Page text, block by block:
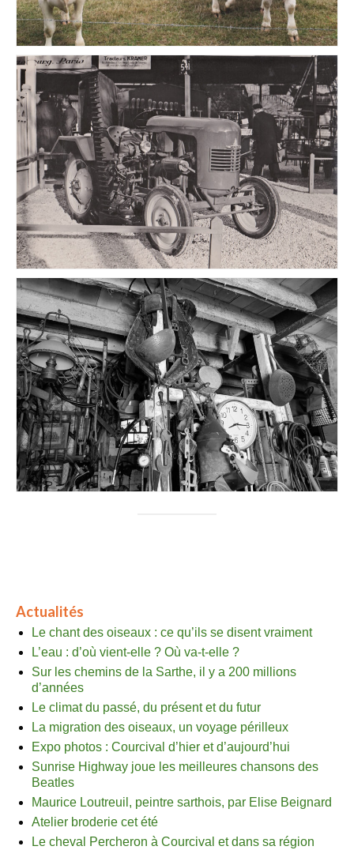
Actualités
Le chant des oiseaux : ce qu’ils se disent vraiment
L’eau : d’où vient-elle ? Où va-t-elle ?
Sur les chemins de la Sarthe, il y a 200 millions
d’années
Le climat du passé, du présent et du futur
La migration des oiseaux, un voyage périlleux
Expo photos : Courcival d’hier et d’aujourd’hui
Sunrise Highway joue les meilleures chansons des
Beatles
Maurice Loutreuil, peintre sarthois, par Elise Beignard
Atelier broderie cet été
Le cheval Percheron à Courcival et dans sa région